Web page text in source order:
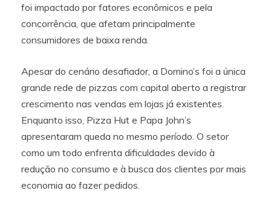
foi impactado por fatores econômicos e pela
concorrência, que afetam principalmente
consumidores de baixa renda.
Apesar do cenário desafiador, a Domino’s foi a única
grande rede de pizzas com capital aberto a registrar
crescimento nas vendas em lojas já existentes.
Enquanto isso, Pizza Hut e Papa John’s
apresentaram queda no mesmo período. O setor
como um todo enfrenta dificuldades devido à
redução no consumo e à busca dos clientes por mais
economia ao fazer pedidos.